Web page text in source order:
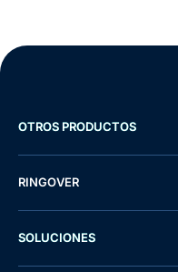
OTROS PRODUCTOS
RINGOVER
SOLUCIONES